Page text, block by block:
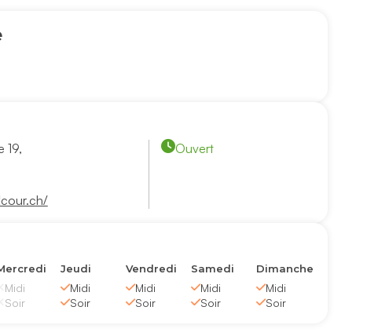
19,
Ouvert
Midi
Soir
Jeudi
Midi
Soir
Vendredi
Midi
Soir
Samedi
Midi
Soir
Dimanche
Midi
Soir